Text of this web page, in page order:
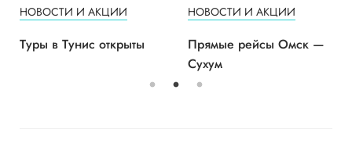
НОВОСТИ И АКЦИИ
Туры в Тунис открыты
НОВОСТИ И АКЦИИ
Прямые рейсы Омск —
Сухум